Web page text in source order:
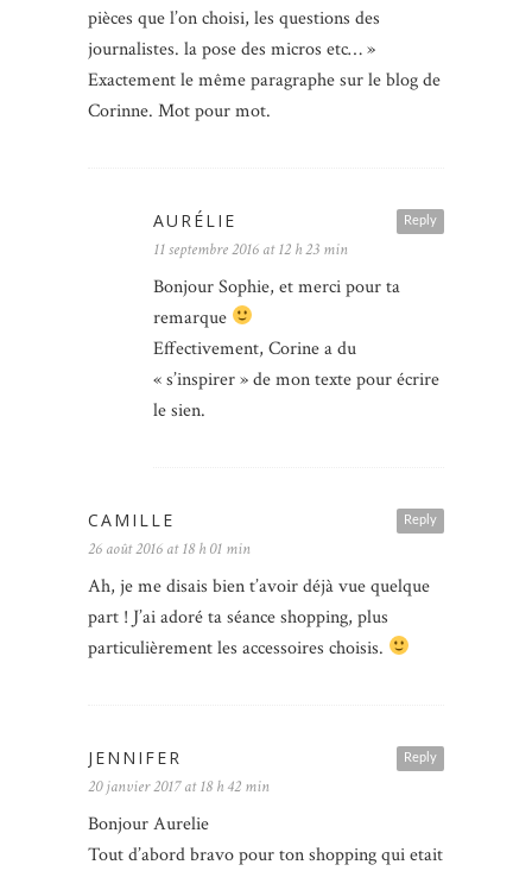
pièces que l’on choisi, les questions des
journalistes. la pose des micros etc… »
Exactement le même paragraphe sur le blog de
Corinne. Mot pour mot.
Reply
AURÉLIE
11 septembre 2016 at 12 h 23 min
Bonjour Sophie, et merci pour ta
remarque
Effectivement, Corine a du
« s’inspirer » de mon texte pour écrire
le sien.
Reply
CAMILLE
26 août 2016 at 18 h 01 min
Ah, je me disais bien t’avoir déjà vue quelque
part ! J’ai adoré ta séance shopping, plus
particulièrement les accessoires choisis.
Reply
JENNIFER
20 janvier 2017 at 18 h 42 min
Bonjour Aurelie
Tout d’abord bravo pour ton shopping qui etait